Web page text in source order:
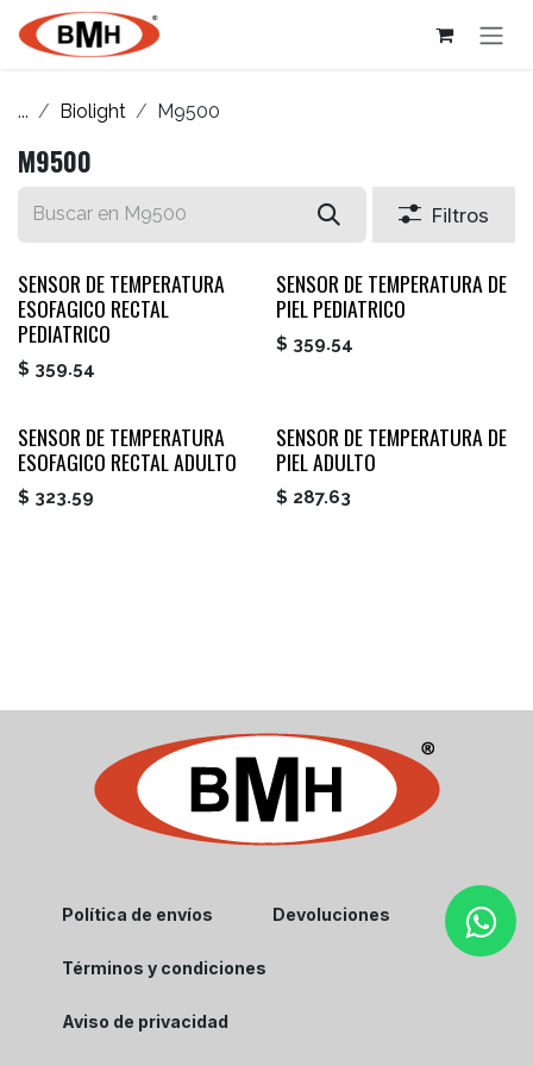
Ir al contenido
... Biolight M9500
M9500
Filtros
SENSOR DE TEMPERATURA
ESOFAGICO RECTAL
PEDIATRICO
$ 359.54
SENSOR DE TEMPERATURA DE
PIEL PEDIATRICO
$ 359.54
SENSOR DE TEMPERATURA
ESOFAGICO RECTAL ADULTO
$ 323.59
SENSOR DE TEMPERATURA DE
PIEL ADULTO
$ 287.63
Política de envíos Devoluciones
Términos y condiciones
Aviso de privacidad